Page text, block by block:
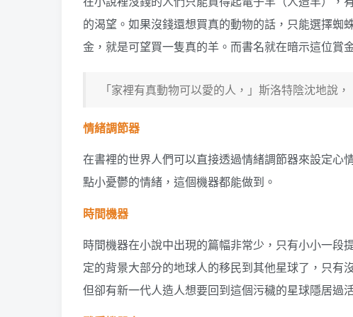
的渴望。如果沒錢還想買真的動物的話，只能選擇蜘
金，就是可望買一隻真的羊。而書名就在暗示這位賞
「家裡有真動物可以愛的人，」斯洛特陰沈地說
情緒調節器
在書裡的世界人們可以直接透過情緒調節器來設定心
點小憂鬱的情緒，這個機器都能做到。
時間機器
時間機器在小說中出現的篇幅非常少，只有小小一段
定的背景大部分的地球人的移民到其他星球了，只有
但卻有新一代人造人想要回到這個污穢的星球隱居過